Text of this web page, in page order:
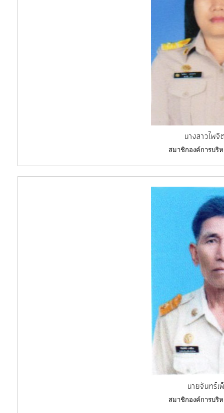
นางสาวไพ
สมาชิกองค์การบริ
นายจันทร์เ
สมาชิกองค์การบริ